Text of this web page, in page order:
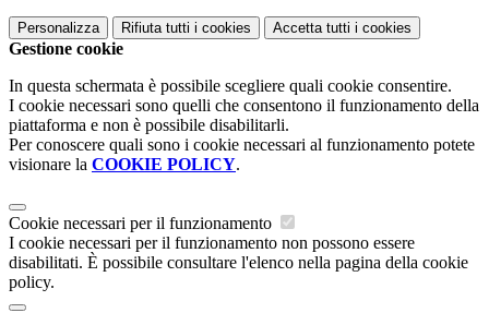
Personalizza Rifiuta tutti i cookies Accetta tutti i cookies
Gestione cookie
In questa schermata è possibile scegliere quali cookie consentire.
I cookie necessari sono quelli che consentono il funzionamento della
piattaforma e non è possibile disabilitarli.
Per conoscere quali sono i cookie necessari al funzionamento potete
visionare la COOKIE POLICY.
Cookie necessari per il funzionamento
I cookie necessari per il funzionamento non possono essere
disabilitati. È possibile consultare l'elenco nella pagina della cookie
policy.